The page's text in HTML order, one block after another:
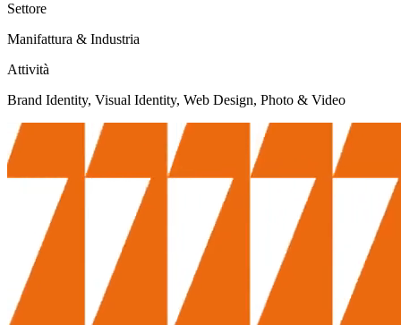
Settore
Manifattura & Industria
Attività
Brand Identity, Visual Identity, Web Design, Photo & Video